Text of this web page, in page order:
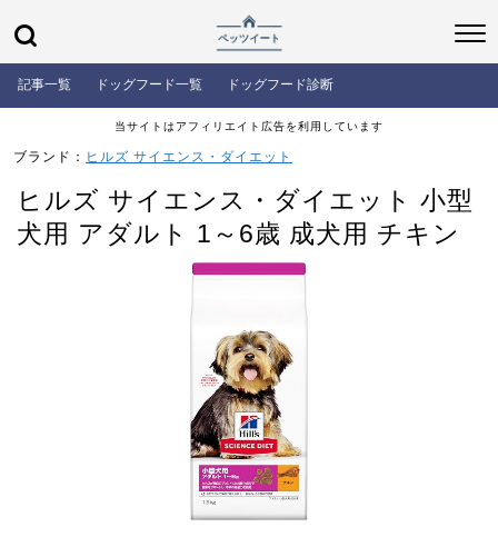
記事一覧 ドッグフード一覧 ドッグフード診断
当サイトはアフィリエイト広告を利用しています
ブランド： ヒルズ サイエンス・ダイエット
ヒルズ サイエンス・ダイエット 小型
犬用 アダルト 1～6歳 成犬用 チキン